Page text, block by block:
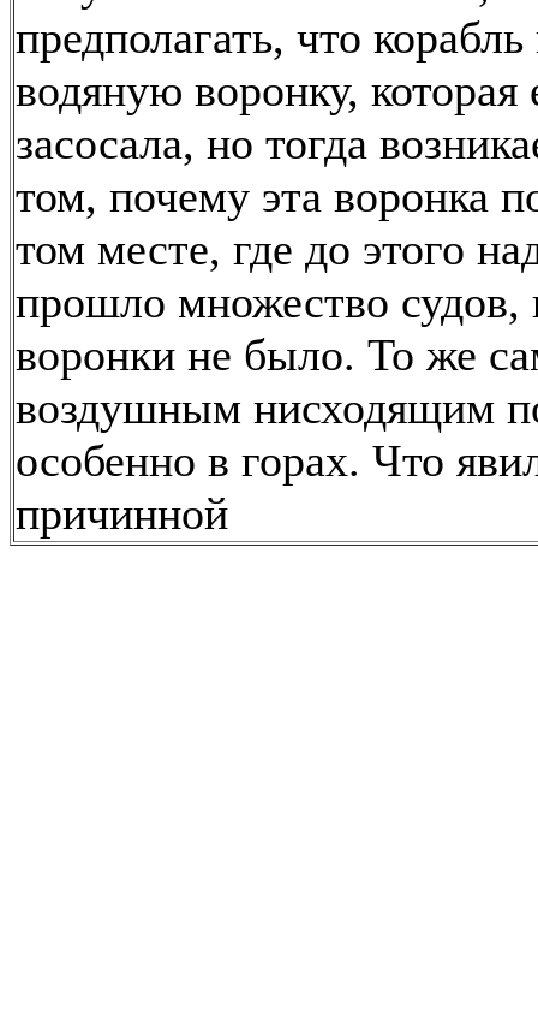
предполагать, что
водяную воронку, которая
засосала, но тогда
том, почему эта воронка
том месте, где до этого
прошло множество судов,
воронки не было. То же
воздушным нисходящим
особенно в горах. Что
причинной